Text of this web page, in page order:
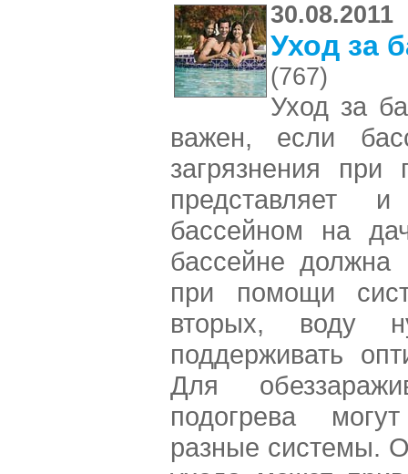
30.08.2011
Уход за
(767)
Уход за
важен, если
загрязнения
представляет
бассейном на
бассейне должна
при помощи
вторых, воду
поддерживать
Для
подогрева
разные системы.